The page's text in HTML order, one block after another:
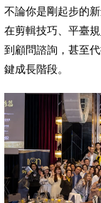
不論你是剛起步的
在剪輯技巧、平臺
到顧問諮詢，甚至
鍵成長階段。